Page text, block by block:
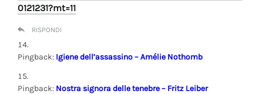
0121231?mt=11
RISPONDI
Pingback: Igiene dell’assassino – Amélie Nothomb
Pingback: Nostra signora delle tenebre – Fritz Leiber